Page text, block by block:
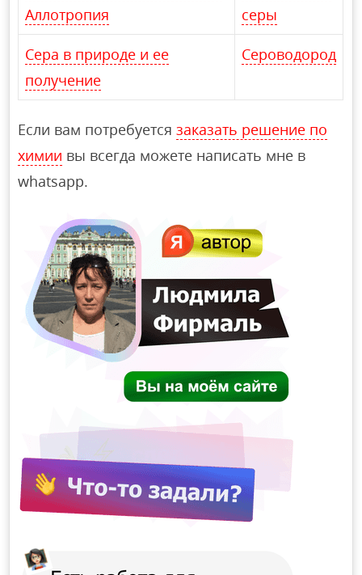
Аллотропия
серы
Сера в природе и ее
получение
Сероводород
Если вам потребуетсязаказать решение по
химии вы всегда можете написать мне в
whatsapp.